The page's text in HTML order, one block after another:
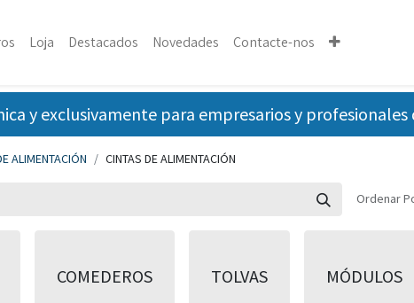
Loja Destacados Novedades Contacte-nos
y exclusivamente para empresarios y profesionales
ALIMENTACIÓN CINTAS DE ALIMENTACIÓN
Ordenar
COMEDEROS TOLVAS MÓDULOS